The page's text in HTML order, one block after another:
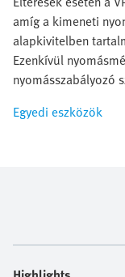
amíg a kimeneti
alapkivitelben
Ezenkívül
nyomásszabályozó
Egyedi eszközök